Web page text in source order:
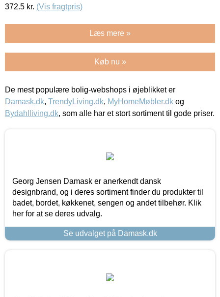
372.5 kr. (Vis fragtpris)
Læs mere »
Køb nu »
De mest populære bolig-webshops i øjeblikket er
Damask.dk, TrendyLiving.dk, MyHomeMøbler.dk og
Bydahlliving.dk, som alle har et stort sortiment til gode priser.
Georg Jensen Damask er anerkendt dansk
designbrand, og i deres sortiment finder du produkter til
badet, bordet, køkkenet, sengen og andet tilbehør. Klik
her for at se deres udvalg.
Se udvalget på Damask.dk